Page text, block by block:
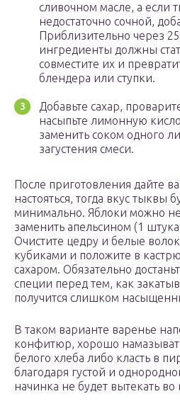
сливочном масле, а если
недостаточно сочной,
Приблизительно через
ингредиенты должны
совместите их и
блендера или ступки.
Добавьте сахар,
насыпьте лимонную
заменить соком одного
загустения смеси.
После приготовления дайте
настояться, тогда вкус тыквы
минимально. Яблоки можно
заменить апельсином (1
Очистите цедру и белые
кубиками и положите в
сахаром. Обязательно
специи перед тем, как
получится слишком
В таком варианте варенье
конфитюр, хорошо
белого хлеба либо класть в
благодаря густой и
начинка не будет вытекать